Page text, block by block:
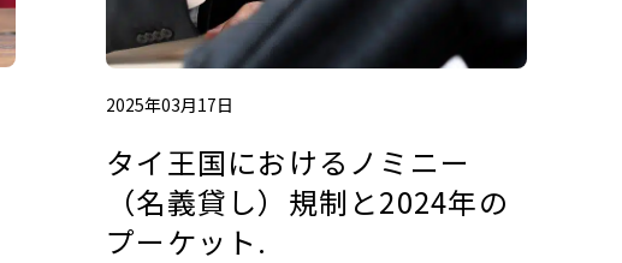
2025年03月17日
タイ王国におけるノミニー
（名義貸し）規制と2024年の
プーケット.